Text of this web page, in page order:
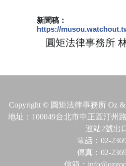
新聞稿：
https://
圓矩法律事務所
Copyright © 圓矩法律事務所 Oz
地址：100049台北市中正區汀州
運站2號出
電話：02-
傳真：02-
信箱：